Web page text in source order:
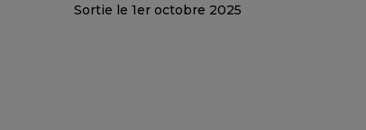
Sortie le 1er octobre 2025